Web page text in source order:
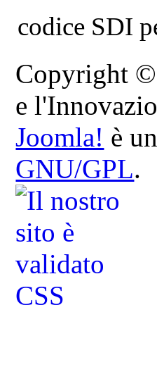
codice SDI
Copyright ©
e
Joomla! è
GNU/GPL.